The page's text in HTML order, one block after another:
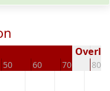
50 60 70 80